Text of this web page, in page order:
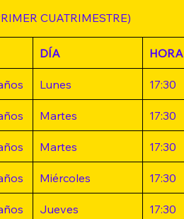
CUATRIMESTRE)
DÍA HORA
Lunes 17:30
Martes 17:30
Martes 17:30
Miércoles 17:30
Jueves 17:30